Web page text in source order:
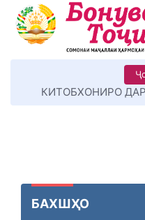
КИТОБХОНИРО
БАХШҲО